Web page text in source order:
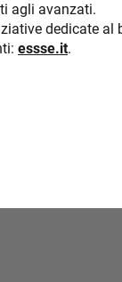
agli avanzati.
dedicate al
essse.it.